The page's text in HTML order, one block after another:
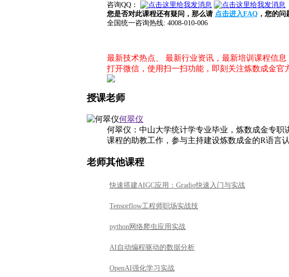
咨询QQ：
您是否对此课程还有疑问，那么请 点击进入FAQ ，您的
全国统一咨询热线: 4008-010-006
最新技术热点、 最新行业资讯，最新培训课程信
打开微信，使用扫一扫功能，即刻关注炼数成金官
授课老师
何翠仪
何翠仪：中山大学统计学专业毕业，炼数成金专
课程的助教工作，参与主持建设炼数成金的R语言
老师其他课程
快速搭建AIGC应用：Gradio快速入门与实战
Tensorflow工程师职场实战技
python网络爬虫应用实战
AI自动编程驱动的数据分析
OpenAI强化学习实战